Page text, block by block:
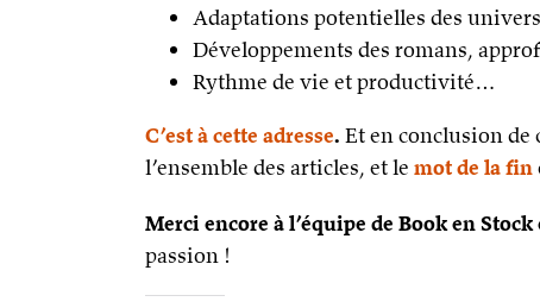
:
Adaptations potentielles des
Développements des romans,
Rythme de vie et productivité…
C’est à cette adresse. Et en conclusion de
l’ensemble des articles, et le mot de la fin
Merci encore à l’équipe de Book en
passion !